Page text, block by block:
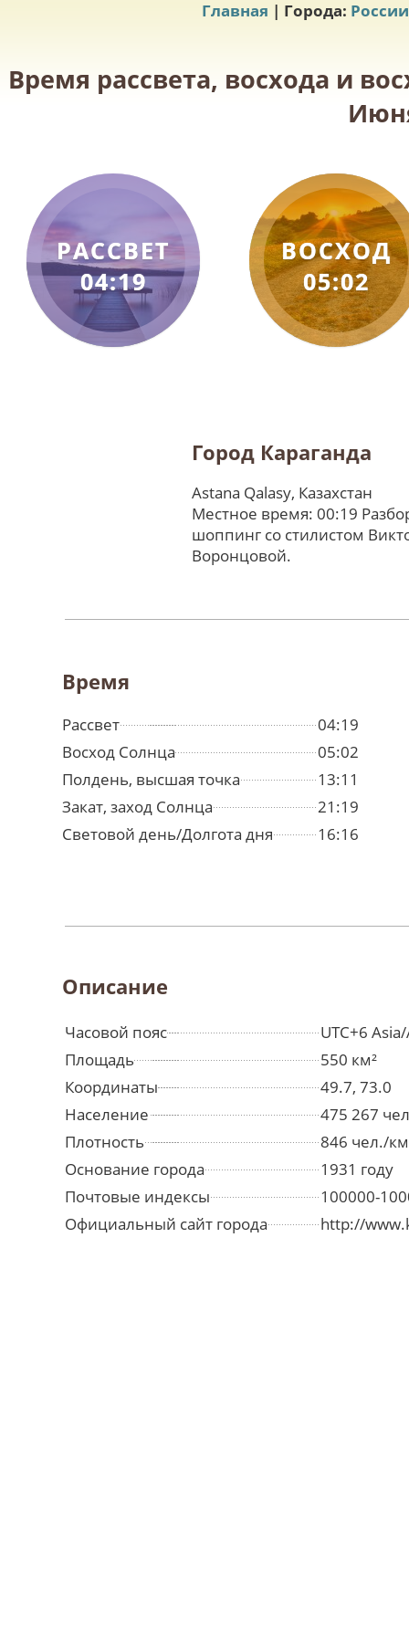
Главная | Города: России
Время рассвета, восхода и
РАССВЕТ
04:19
ВОСХОД
05:02
Город Караганда
Astana Qalasy, Казахстан
Местное время: 00:19
шоппинг со стилистом
Воронцовой.
Время
Рассвет
04:19
Восход Солнца
05:02
Полдень, высшая точка
13:11
Закат, заход Солнца
21:19
Световой день/Долгота дня
16:16
Описание
Часовой пояс
UTC+6
Площадь
550 км²
Координаты
49.7, 73.0
Население
475 267
Плотность
846 чел./
Основание города
1931 году
Почтовые индексы
100000-
Официальный сайт города
http://